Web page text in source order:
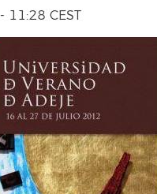
11:28 CEST